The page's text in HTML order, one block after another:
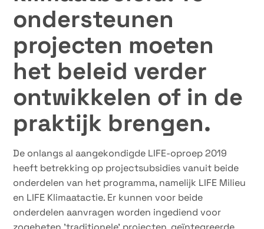
ondersteunen
projecten moeten
het beleid verder
ontwikkelen of in de
praktijk brengen.
De onlangs al aangekondigde LIFE-oproep 2019
heeft betrekking op projectsubsidies vanuit beide
onderdelen van het programma, namelijk LIFE Milieu
en LIFE Klimaatactie. Er kunnen voor beide
onderdelen aanvragen worden ingediend voor